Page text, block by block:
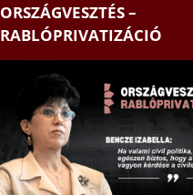
ORSZÁGVESZTÉS –
RABLÓPRIVATIZÁCIÓ